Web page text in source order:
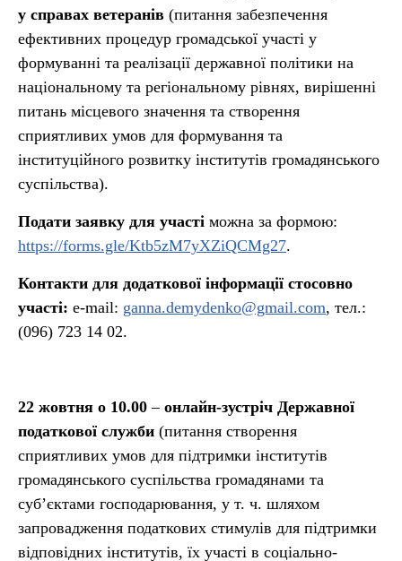
у справах ветеранів (питання забезпечення
ефективних процедур громадської участі у
формуванні та реалізації державної політики на
національному та регіональному рівнях, вирішенні
питань місцевого значення та створення
сприятливих умов для формування та
інституційного розвитку інститутів громадянського
суспільства).
Подати заявку для участі можна за формою:
https://forms.gle/Ktb5zM7yXZiQCMg27.
Контакти для додаткової інформації стосовно
участі: e-mail: ganna.demydenko@gmail.com, тел.:
(096) 723 14 02.
22 жовтня о 10.00 – онлайн-зустріч Державної
податкової служби (питання створення
сприятливих умов для підтримки інститутів
громадянського суспільства громадянами та
суб’єктами господарювання, у т. ч. шляхом
запровадження податкових стимулів для підтримки
відповідних інститутів, їх участі в соціально-